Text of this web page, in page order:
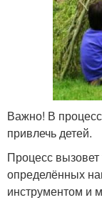
Важно! В
привлечь детей.
Процесс
определённых
инструментом и